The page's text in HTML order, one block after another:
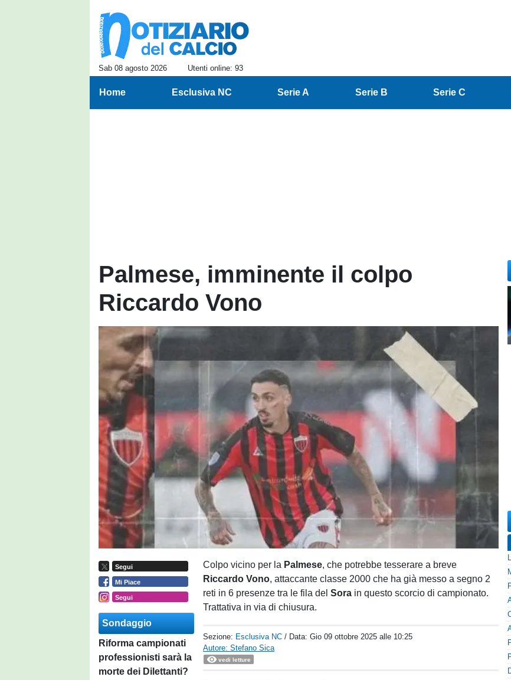
Sab 08 agosto 2026 Utenti online: 93
Home Esclusiva NC Serie A Serie B Serie C
Palmese, imminente il colpo
Riccardo Vono
Segui
Mi Piace
Segui
Sondaggio
Riforma campionati
professionisti sarà la
morte dei Dilettanti?
Colpo vicino per la Palmese, che potrebbe tesserare a breve
Riccardo Vono, attaccante classe 2000 che ha già messo a segno 2
reti in 6 presenze tra le fila delSora in questo scorcio di campionato.
Trattativa in via di chiusura.
Sezione: Esclusiva NC / Data:Gio 09 ottobre 2025 alle 10:25
Autore: Stefano Sica
vedi letture